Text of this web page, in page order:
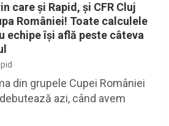
care și Rapid, și CFR Cluj
României! Toate calculele
echipe își află peste câteva
din grupele Cupei României
azi, când avem